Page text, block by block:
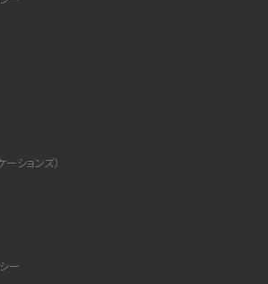
違いやスマホ・PCとの接続方法を解説
と設定方法を紹介！ブラウザやアプリから探す方法を
ションズ）
ー